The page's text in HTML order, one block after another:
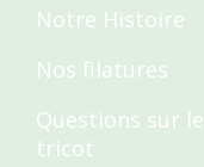
Notre Histoire
Nos filatures
Questions sur le
tricot